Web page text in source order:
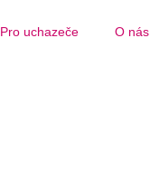
Pro uchazeče O nás